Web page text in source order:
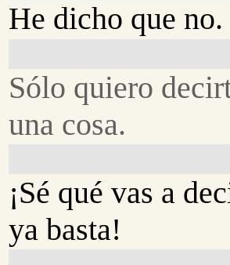
He dicho que no.
Sólo quiero
una cosa.
¡Sé qué vas a
ya basta!